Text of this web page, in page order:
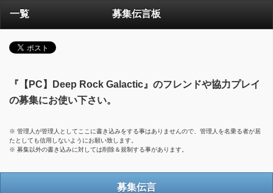
一覧 募集伝言板
『【PC】Deep Rock Galactic』のフレンドや協力プレイ
の募集にお使い下さい。
※ 管理人が管理人としてここに書き込みをする事はありませんので、管理人を名乗る者が居
たとしても信用しないようにお願い致します。
※ 募集以外の書き込みに対しては削除＆規制する事があります。
募集伝言